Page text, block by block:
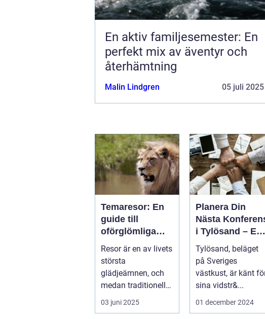
En aktiv familjesemester: En
perfekt mix av äventyr och
återhämtning
Malin Lindgren 05 juli 2025
Temaresor: En
guide till
oförglömliga
upplevelser
Resor är en av livets
största
glädjeämnen, och
medan traditionella
resor kan bju...
03 juni 2025
Planera Din
Nästa
i Tylösand – En
Oslagbar
Upplevelse
Tylösand, beläget
på Sveriges
västkust, är känt
sina vidstr&...
01 december 2024